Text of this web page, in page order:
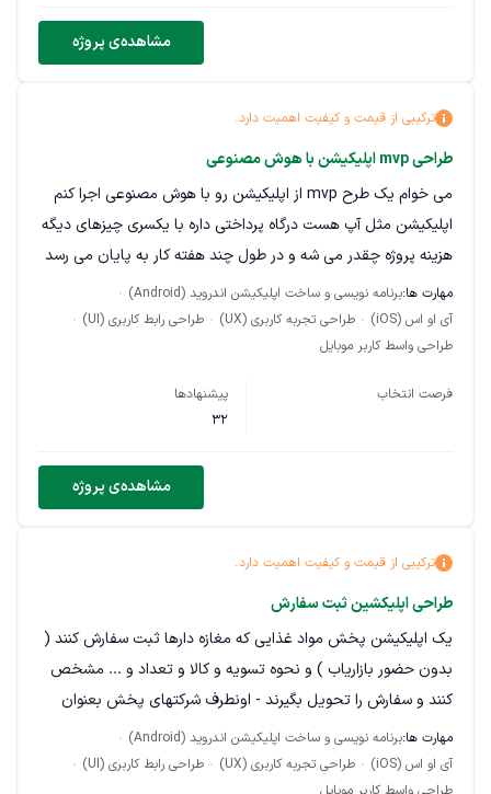
مشاهده‌ی پروژه
ترکیبی از قیمت و کیفیت اهمیت دارد.
طراحی mvp اپلیکیشن با هوش مصنوعی
می خوام یک طرح mvp از اپلیکیشن رو با هوش مصنوعی اجرا کنم
اپلیکیشن مثل آپ هست درگاه پرداختی داره با یکسری چیزهای دیگه
هزینه پروژه چقدر می شه و در طول چند هفته کار به پایان می رسد
؟مهارت ها:برنامه نویسی و ساخت اپلیکیشن اندروید (Android)
آی او اس (iOS)
طراحی تجربه کاربری (UX)
طراحی رابط کاربری (UI)
طراحی واسط کاربر موبایل
فرصت انتخاب
پیشنهادها
32
مشاهده‌ی پروژه
ترکیبی از قیمت و کیفیت اهمیت دارد.
طراحی اپلیکشین ثبت سفارش
یک اپلیکیشن پخش مواد غذایی که مغازه دارها ثبت سفارش کنند (
بدون حضور بازاریاب ) و نحوه تسویه و کالا و تعداد و ... مشخص
کنند و سفارش را تحویل بگیرند - اونطرف شرکتهای پخش بعنوان
کارفرما وارد اپلیکیشن میشنند درخواست مغازه دار ببینید تایید کنند
و مراحل تایید / بارگیری / حمل و.... زده بشه - این کلیات هست
مهارت ها:برنامه نویسی و ساخت اپلیکیشن اندروید (Android)
آی او اس (iOS)
طراحی تجربه کاربری (UX)
طراحی رابط کاربری (UI)